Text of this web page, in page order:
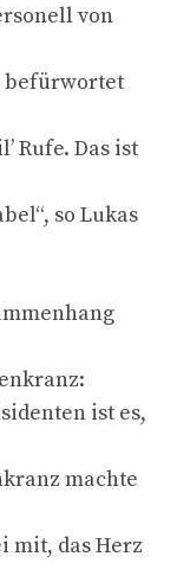
von
befürwortet
Rufe. Das ist
so Lukas
ist es,
machte
mit, das Herz